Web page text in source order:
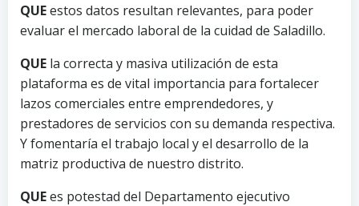
QUEestos datos resultan relevantes, para poder
evaluar el mercado laboral de la cuidad de Saladillo.
QUE la correcta y masiva utilización de esta
plataforma es de vital importancia para fortalecer
lazos comerciales entre emprendedores, y
prestadores de servicios con su demanda respectiva.
Y fomentaría el trabajo local y el desarrollo de la
matriz productiva de nuestro distrito.
QUEes potestad del Departamento ejecutivo